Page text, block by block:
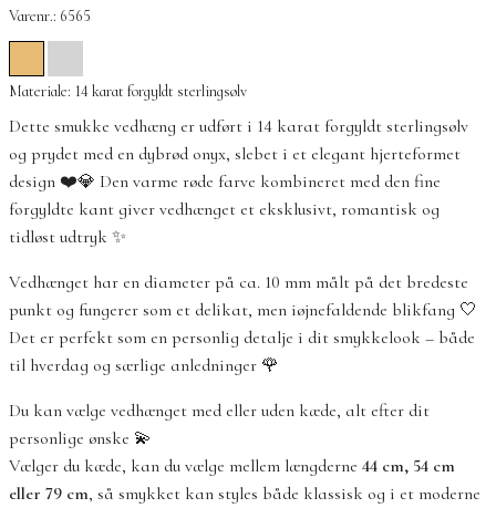
Varenr.: 6565
Materiale: 14 karat forgyldt sterlingsølv
Dette smukke vedhæng er udført i 14 karat forgyldt sterlingsølv
og prydet med en dybrød onyx, slebet i et elegant hjerteformet
design ❤️💎 Den varme røde farve kombineret med den fine
forgyldte kant giver vedhænget et eksklusivt, romantisk og
tidløst udtryk ✨
Vedhænget har en diameter på ca. 10 mm målt på det bredeste
punkt og fungerer som et delikat, men iøjnefaldende blikfang 🤍
Det er perfekt som en personlig detalje i dit smykkelook – både
til hverdag og særlige anledninger 🌹
Du kan vælge vedhænget med eller uden kæde, alt efter dit
personlige ønske 💫
Vælger du kæde, kan du vælge mellem længderne 44 cm, 54 cm
eller 79 cm, så smykket kan styles både klassisk og i et moderne